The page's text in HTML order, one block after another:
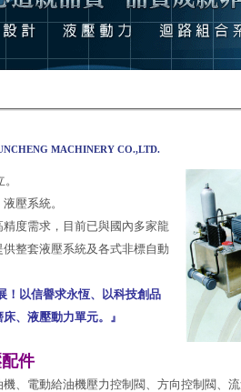
MACHINERY CO.,LTD.
液壓系統。
精度需求，目前已與國內多家龍
供整套液壓系統及各式非標自動
！ 以信譽求永恆、以科技創品
床、 液壓動力單元。』
件
機、電動給油機壓力控制閥、 方向控制閥、